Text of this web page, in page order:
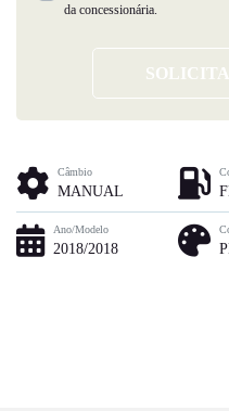
da concessionária.
Câmbio
MANUAL
Ano/Modelo
2018/2018